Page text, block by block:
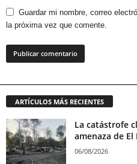
Guardar mi nombre, correo
la próxima vez que comente.
ARTÍCULOS MÁS RECIENTES
La catástrofe
amenaza de El
06/08/2026